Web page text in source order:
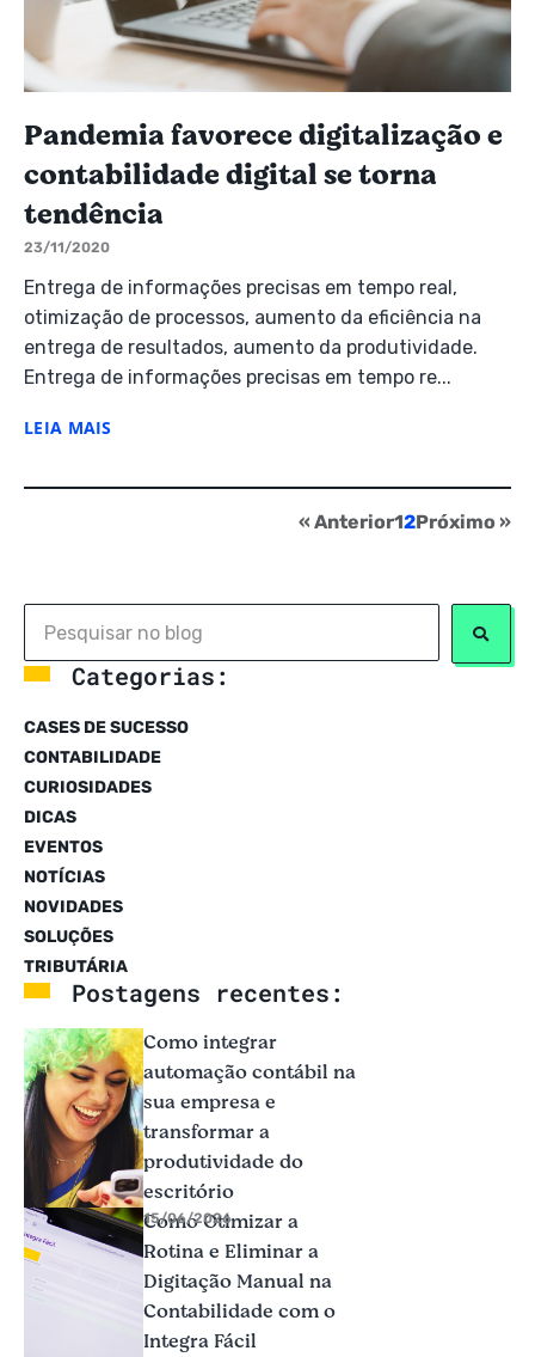
Pandemia favorece digitalização e
contabilidade digital se torna
tendência
23/11/2020
Entrega de informações precisas em tempo real,
otimização de processos, aumento da eficiência na
entrega de resultados, aumento da produtividade.
Entrega de informações precisas em tempo re...
LEIA MAIS
« Anterior12Próximo »
Categorias:
CASES DE SUCESSO
CONTABILIDADE
CURIOSIDADES
DICAS
EVENTOS
NOTÍCIAS
NOVIDADES
SOLUÇÕES
TRIBUTÁRIA
Postagens recentes:
Como integrar
automação contábil na
sua empresa e
transformar a
produtividade do
escritório
15/06/2026
Como Otimizar a
Rotina e Eliminar a
Digitação Manual na
Contabilidade com o
Integra Fácil